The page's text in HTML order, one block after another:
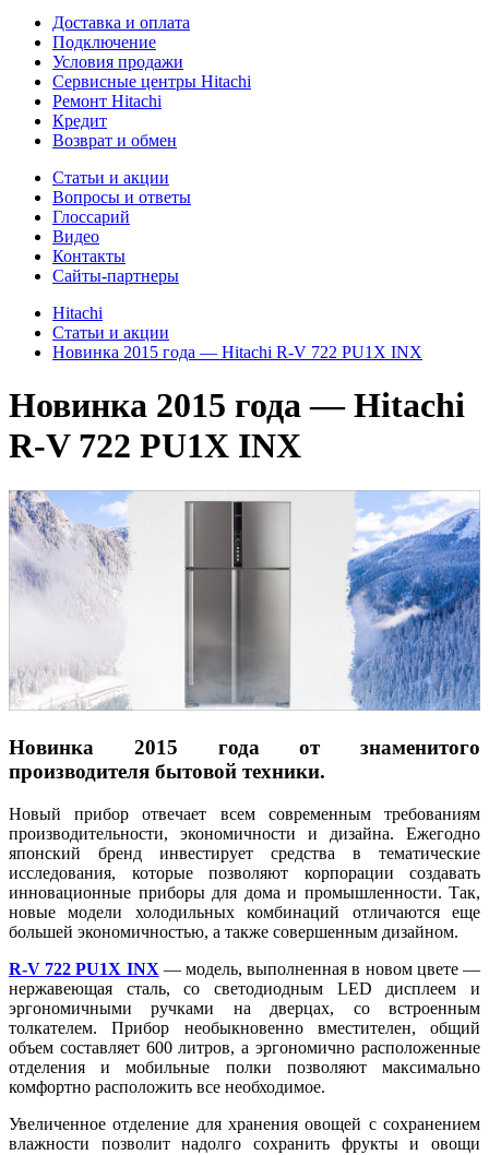
Доставка и оплата
Подключение
Условия продажи
Сервисные центры Hitachi
Ремонт Hitachi
Кредит
Возврат и обмен
Cтатьи и акции
Вопросы и ответы
Глоссарий
Видео
Контакты
Сайты-партнеры
Hitachi
Cтатьи и акции
Новинка 2015 года — Hitachi R-V 722 PU1X INX
Новинка 2015 года — Hitachi
R-V 722 PU1X INX
Новинка 2015 года от знаменитого
производителя бытовой техники.
Новый прибор отвечает всем современным требованиям
производительности, экономичности и дизайна. Ежегодно
японский бренд инвестирует средства в тематические
исследования, которые позволяют корпорации создавать
инновационные приборы для дома и промышленности. Так,
новые модели холодильных комбинаций отличаются еще
большей экономичностью, а также совершенным дизайном.
R-V 722 PU1X INX — модель, выполненная в новом цвете —
нержавеющая сталь, со светодиодным LED дисплеем и
эргономичными ручками на дверцах, со встроенным
толкателем. Прибор необыкновенно вместителен, общий
объем составляет 600 литров, а эргономично расположенные
отделения и мобильные полки позволяют максимально
комфортно расположить все необходимое.
Увеличенное отделение для хранения овощей с сохранением
влажности позволит надолго сохранить фрукты и овощи